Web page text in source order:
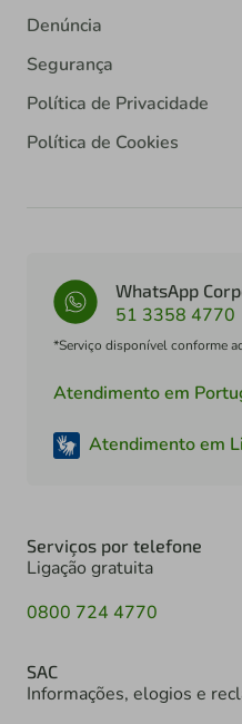
Denúncia
Segurança
Política de Privacidade
Política de Cookies
WhatsApp
51 3358 4770
*Serviço disponível conforme
Atendimento em
Atendimento em
Serviços por telefone
Ligação gratuita
0800 724 4770
SAC
Informações, elogios e